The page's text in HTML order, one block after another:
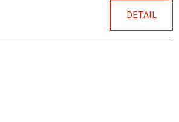
DETAIL